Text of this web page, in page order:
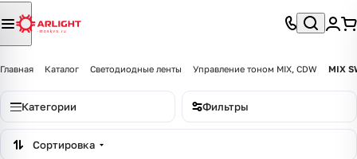
Главная Каталог Светодиодные ленты Управление тоном MIX, CDW MIX
Категории Фильтры
Сортировка